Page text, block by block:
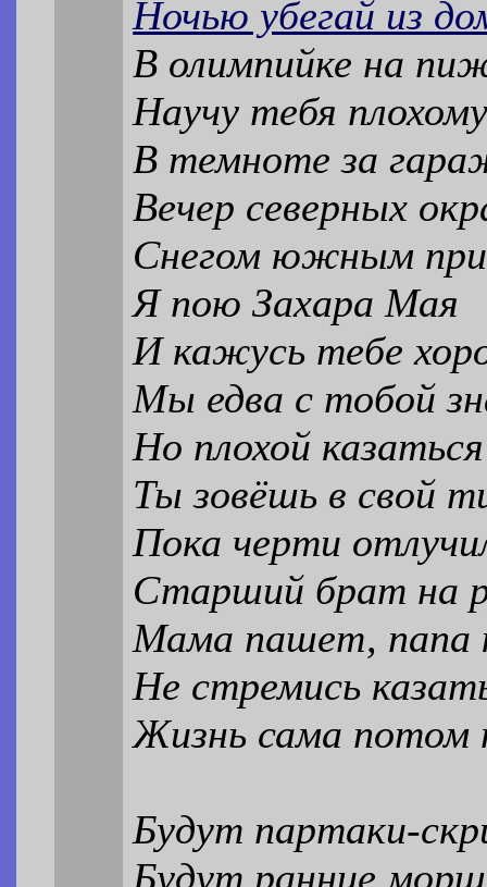
Ночью убегай из
В олимпийке на
Научу тебя
В темноте за
Вечер северных
Снегом южным
Я пою Захара Мая
И кажусь тебе
Мы едва с тобой
Но плохой
Ты зовёшь в свой
Пока черти
Старший брат на
Мама пашет, папа
Не стремись
Жизнь сама потом
Будут партаки-
Будут ранние